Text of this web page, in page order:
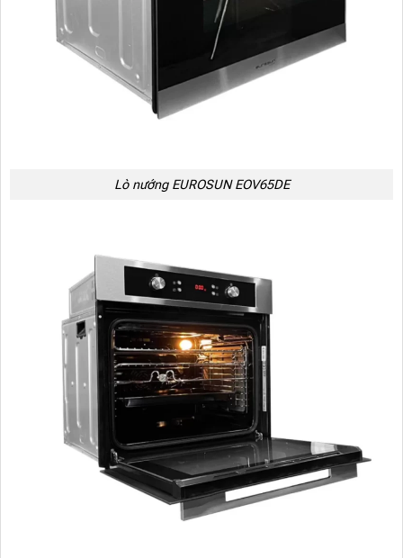
Lò nướng EUROSUN EOV65DE